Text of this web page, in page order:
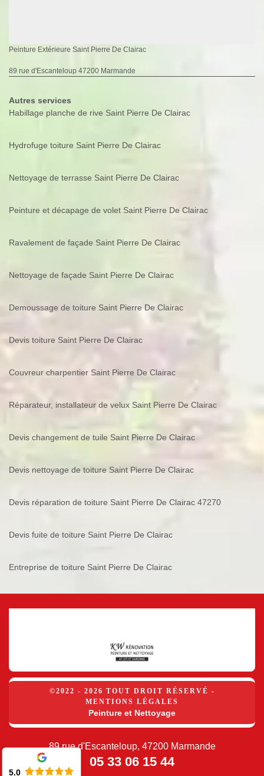
Peinture Extérieure Saint Pierre De Clairac
89 rue d'Escanteloup 47200 Marmande
Autres services
Habillage planche de rive Saint Pierre De Clairac
Hydrofuge toiture Saint Pierre De Clairac
Nettoyage de terrasse Saint Pierre De Clairac
Peinture et décapage de volet Saint Pierre De Clairac
Ravalement de façade Saint Pierre De Clairac
Nettoyage de façade Saint Pierre De Clairac
Demoussage de toiture Saint Pierre De Clairac
Devis toiture Saint Pierre De Clairac
Couvreur charpentier Saint Pierre De Clairac
Réparateur, installateur de velux Saint Pierre De Clairac
Devis changement de tuile Saint Pierre De Clairac
Devis nettoyage de toiture Saint Pierre De Clairac
Devis réparation de toiture Saint Pierre De Clairac 47270
Devis fuite de toiture Saint Pierre De Clairac
Entreprise de toiture Saint Pierre De Clairac
©2022 - 2026 TOUT DROIT RÉSERVÉ -
MENTIONS LÉGALES
Peinture et Nettoyage
89 rue d'Escanteloup, 47200 Marmande
05 33 06 15 44
5.0